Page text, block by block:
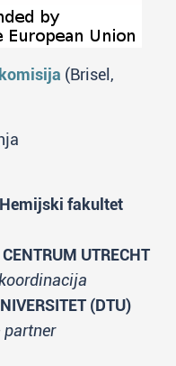
(Brisel,
fakultet
UTRECHT
(DTU)
partner